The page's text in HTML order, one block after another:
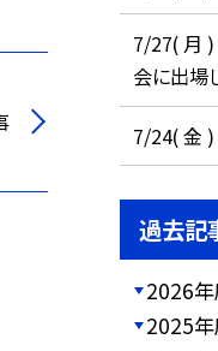
7/27( 月
会に出場
7/24( 金
過去記
2026
2025